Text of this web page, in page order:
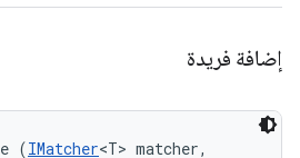
إضافة فريدة
(IMatcher<T> matcher,